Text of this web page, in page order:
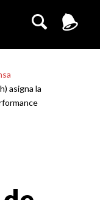
asigna la